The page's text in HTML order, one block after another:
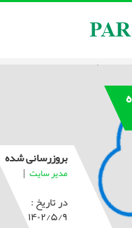
بروزرسانی شده
مدیر سایت |
در تاریخ :
۱۴۰۲/۵/۹